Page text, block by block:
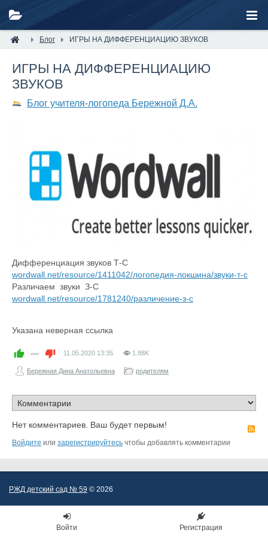
Блог ИГРЫ НА ДИФФЕРЕНЦИАЦИЮ ЗВУКОВ
ИГРЫ НА ДИФФЕРЕНЦИАЦИЮ
ЗВУКОВ
Блог учителя-логопеда Бережной Д.А.
Дифференциация звуков Т-С
wordwall.net/resource/1411042/логопедия-локшина/звуки-т-с
Различаем звуки З-С
wordwall.net/resource/1781240/различение-з-с
Указана неверная ссылка
— 11.05.2020 13:35 1.88K
Бережная Дина Анатольевна родителям
Нет комментариев. Ваш будет первым!
Войдите или зарегистрируйтесь чтобы добавлять комментарии
РЖД детский сад № 59 © 2026
Войти Регистрация